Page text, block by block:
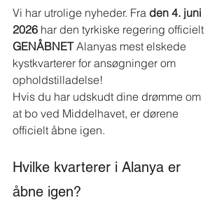
Vi har utrolige nyheder. Fra den 4. juni
2026 har den tyrkiske regering officielt
GENÅBNET Alanyas mest elskede
kystkvarterer for ansøgninger om
opholdstilladelse!
Hvis du har udskudt dine drømme om
at bo ved Middelhavet, er dørene
officielt åbne igen.
Hvilke kvarterer i Alanya er
åbne igen?